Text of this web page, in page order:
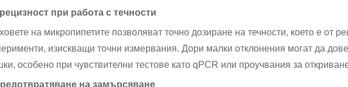
при работа с течности
на микропипетите позволяват точно дозиране на течности, което е от
изискващи точни измервания. Дори малки отклонения могат да
особено при чувствителни тестове като qPCR или проучвания за
на замърсяване